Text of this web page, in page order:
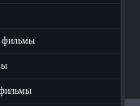
фильмы